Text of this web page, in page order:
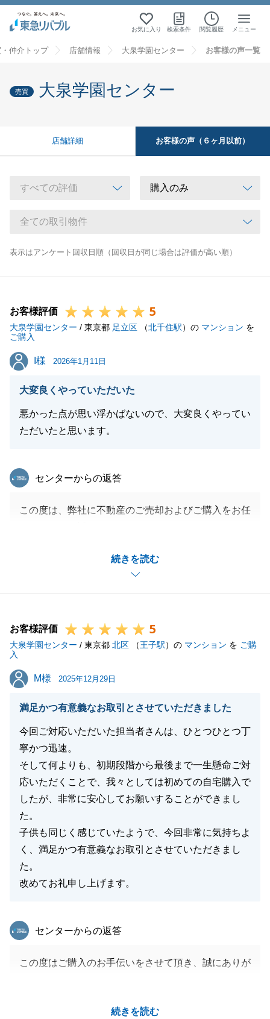
お気に入り 検索条件 閲覧履歴 メニュー
仲介トップ 店舗情報 大泉学園センター お客様の声一覧
売買 大泉学園センター
店舗詳細 お客様の声（６ヶ月以前）
表示はアンケート回収日順（回収日が同じ場合は評価が高い順）
お客様評価 5
大泉学園センター / 東京都 足立区 （北千住駅）の マンション を
ご購入
I様
I様 2026年1月11日
大変良くやっていただいた
悪かった点が思い浮かばないので、大変良くやってい
ただいたと思います。
続きを読む
東急リバブル
センターからの返答
この度は、弊社に不動産のご売却およびご購入をお任
滞りなくお住み替えのお手続きが進んだのはI様のお
かげだと思っております。
したら、いつでもお気軽にお声がけください。
末長いお付き合いができればと思っております。今後
閉じる
お客様評価 5
大泉学園センター / 東京都 北区 （王子駅）の マンション を ご購
入
M様
M様 2025年12月29日
満足かつ有意義なお取引とさせていただきました
今回ご対応いただいた担当者さんは、ひとつひとつ丁
寧かつ迅速。
そして何よりも、初期段階から最後まで一生懸命ご対
応いただくことで、我々としては初めての自宅購入で
したが、非常に安心してお願いすることができまし
た。
子供も同じく感じていたようで、今回非常に気持ちよ
く、満足かつ有意義なお取引とさせていただきまし
た。
改めてお礼申し上げます。
続きを読む
東急リバブル
センターからの返答
この度はご購入のお手伝いをさせて頂き、誠にありが
約、ご決済までスムーズに執り行うことができまし